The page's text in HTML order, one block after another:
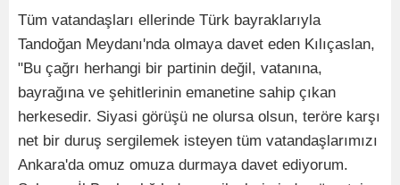
Tüm vatandaşları ellerinde Türk bayraklarıyla
Tandoğan Meydanı'nda olmaya davet eden Kılıçaslan,
"Bu çağrı herhangi bir partinin değil, vatanına,
bayrağına ve şehitlerinin emanetine sahip çıkan
herkesedir. Siyasi görüşü ne olursa olsun, teröre karşı
net bir duruş sergilemek isteyen tüm vatandaşlarımızı
Ankara'da omuz omuza durmaya davet ediyorum.